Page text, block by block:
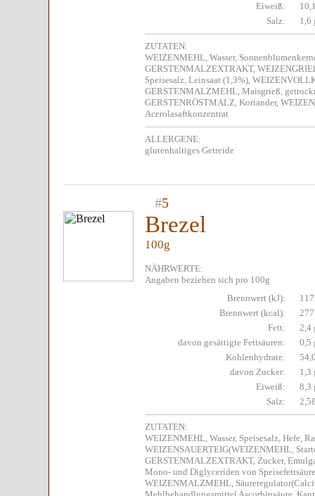
Eiweiß:
Salz:
1,6
ZUTATEN:
WEIZENMEHL, Wasser,
GERSTENMALZEXTRAKT,
Speisesalz, Leinsaat (1,3%),
GERSTENMALZMEHL, Maisgrieß,
GERSTENRÖSTMALZ, Koriander,
Acerolasaftkonzentrat
ALLERGENE:
glutenhaltiges Getreide
#5
Brezel
100g
NÄHRWERTE:
Angaben beziehen sich pro 100g
Brennwert (kJ):
Brennwert (kcal):
277
Fett:
2,4
davon gesättigte Fettsäuren:
0,5
Kohlenhydrate:
davon Zucker:
1,3
Eiweiß:
8,3
Salz:
ZUTATEN:
WEIZENMEHL, Wasser, Speisesalz, Hefe,
WEIZENSAUERTEIG(WEIZENMEHL,
GERSTENMALZEXTRAKT, Zucker,
Mono- und Diglyceriden von
WEIZENMALZMEHL,